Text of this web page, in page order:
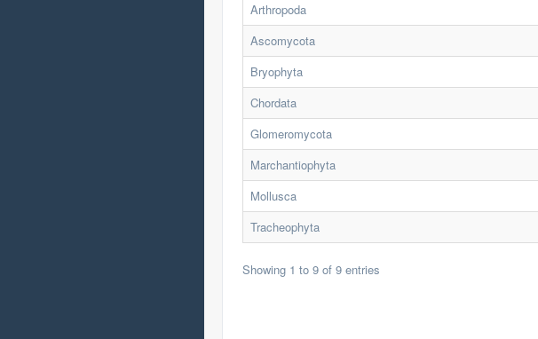
Arthropoda
Ascomycota
Bryophyta
Chordata
Glomeromycota
Marchantiophyta
Mollusca
Tracheophyta
Showing 1 to 9 of 9 entries